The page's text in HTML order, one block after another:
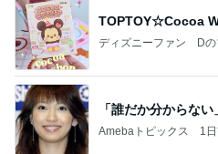
TOPTOY☆Cocoa
ディズニーファン Dの
「誰だか分からな
Amebaトピックス 1